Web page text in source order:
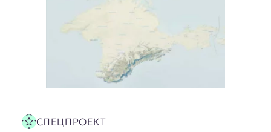
СПЕЦПРОЕКТ